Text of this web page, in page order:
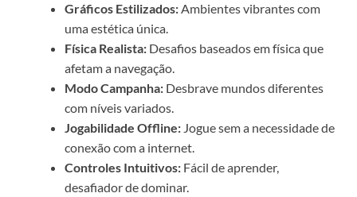
Gráficos Estilizados:Ambientes vibrantes com
uma estética única.
Física Realista: Desafios baseados em física que
afetam a navegação.
Modo Campanha: Desbrave mundos diferentes
com níveis variados.
Jogabilidade Offline: Jogue sem a necessidade de
conexão com a internet.
Controles Intuitivos: Fácil de aprender,
desafiador de dominar.